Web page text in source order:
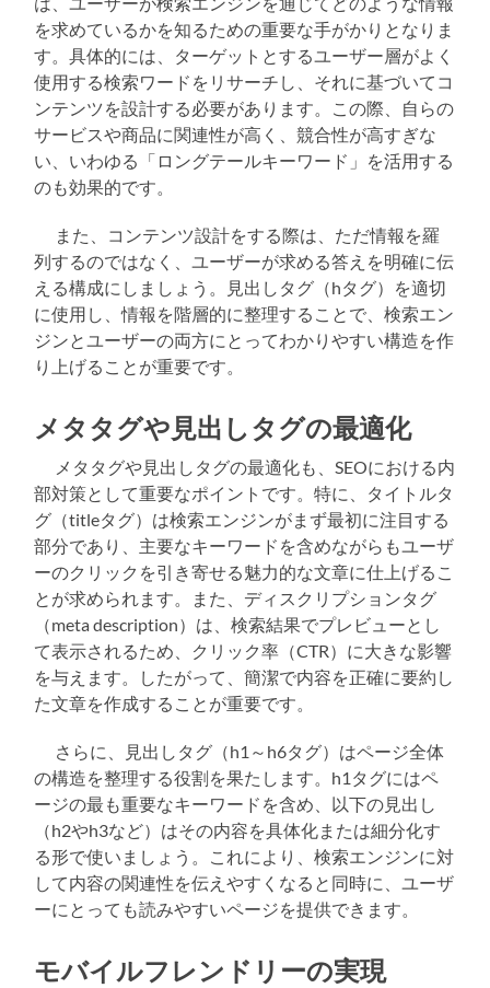
を求めているかを知るための重要な手がかりとなりま
す。具体的には、ターゲットとするユーザー層がよく
使用する検索ワードをリサーチし、それに基づいてコ
ンテンツを設計する必要があります。この際、自らの
サービスや商品に関連性が高く、競合性が高すぎな
い、いわゆる「ロングテールキーワード」を活用する
のも効果的です。
また、コンテンツ設計をする際は、ただ情報を羅
列するのではなく、ユーザーが求める答えを明確に伝
える構成にしましょう。見出しタグ（hタグ）を適切
に使用し、情報を階層的に整理することで、検索エン
ジンとユーザーの両方にとってわかりやすい構造を作
り上げることが重要です。
メタタグや見出しタグの最適化
メタタグや見出しタグの最適化も、SEOにおける内
部対策として重要なポイントです。特に、タイトルタ
グ（titleタグ）は検索エンジンがまず最初に注目する
部分であり、主要なキーワードを含めながらもユーザ
ーのクリックを引き寄せる魅力的な文章に仕上げるこ
とが求められます。また、ディスクリプションタグ
（meta description）は、検索結果でプレビューとし
て表示されるため、クリック率（CTR）に大きな影響
を与えます。したがって、簡潔で内容を正確に要約し
た文章を作成することが重要です。
さらに、見出しタグ（h1～h6タグ）はページ全体
の構造を整理する役割を果たします。h1タグにはペ
ージの最も重要なキーワードを含め、以下の見出し
（h2やh3など）はその内容を具体化または細分化す
る形で使いましょう。これにより、検索エンジンに対
して内容の関連性を伝えやすくなると同時に、ユーザ
ーにとっても読みやすいページを提供できます。
モバイルフレンドリーの実現